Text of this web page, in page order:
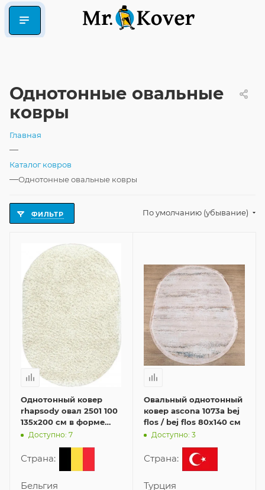
Однотонные овальные
ковры
Главная
—
Каталог ковров
—Однотонные овальные ковры
ФИЛЬТР По умолчанию (убывание)
Однотонный ковер
rhapsody овал 2501 100
135x200 см в форме
овала
Доступно: 7
Страна:
Бельгия
Овальный однотонный
ковер ascona 1073a bej
flos / bej flos 80x140 см
Доступно: 3
Страна:
Турция